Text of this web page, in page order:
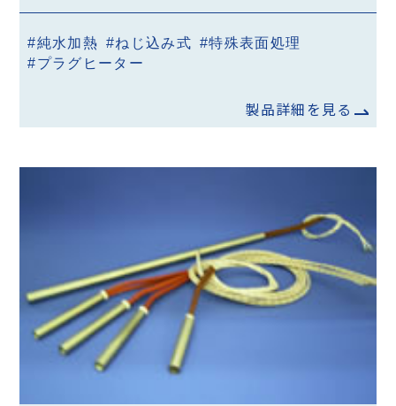
#純水加熱 #ねじ込み式 #特殊表面処理
#プラグヒーター
製品詳細を見る